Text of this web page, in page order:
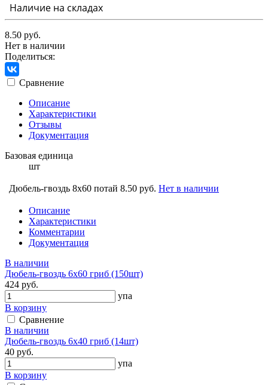
Наличие на складах
8.50 руб.
Нет в наличии
Поделиться:
Сравнение
Описание
Характеристики
Отзывы
Документация
Базовая единица
шт
Дюбель-гвоздь 8х60 потай 8.50 руб. Нет в наличии
Описание
Характеристики
Комментарии
Документация
В наличии
Дюбель-гвоздь 6х60 гриб (150шт)
424 руб.
упа
В корзину
Сравнение
В наличии
Дюбель-гвоздь 6х40 гриб (14шт)
40 руб.
упа
В корзину